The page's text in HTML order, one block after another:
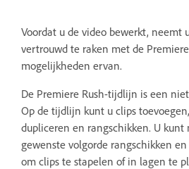
Voordat u de video bewerkt, neemt
vertrouwd te raken met de
mogelijkheden ervan.
De Premiere Rush-tijdlijn is een
Op de tijdlijn kunt u clips
dupliceren en rangschikken. U kunt
gewenste volgorde rangschikken
om clips te stapelen of in lagen te